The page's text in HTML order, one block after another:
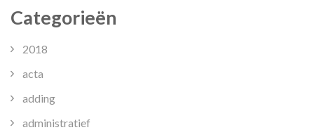
Categorieën
2018
acta
adding
administratief